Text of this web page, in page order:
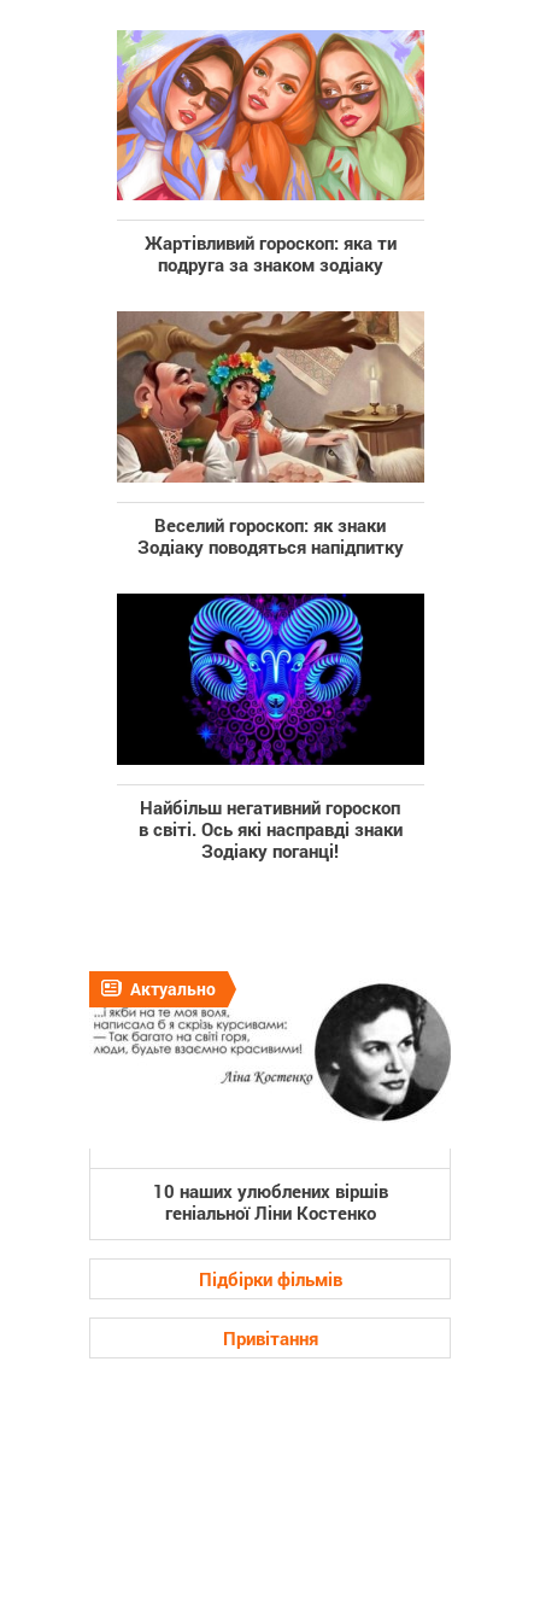
Жартівливий гороскоп: яка ти
подруга за знаком зодіаку
Веселий гороскоп: як знаки
Зодіаку поводяться напідпитку
Найбільш негативний гороскоп
в світі. Ось які насправді знаки
Зодіаку поганці!
Актуально
10 наших улюблених віршів
геніальної Ліни Костенко
Підбірки фільмів
Привітання